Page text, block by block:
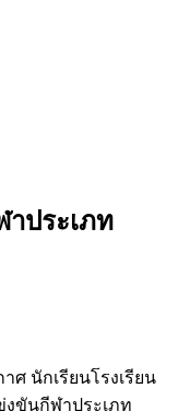
ประเภท
ศ นักเรียนโรงเรียน
งขันกีฬาประเภท